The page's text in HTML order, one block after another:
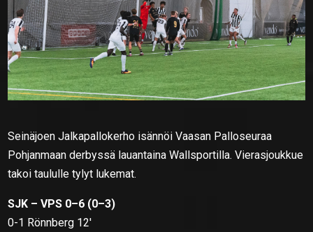
Seinäjoen Jalkapallokerho isännöiVaasan Palloseuraa
Pohjanmaan derbyssä lauantaina Wallsportilla. Vierasjoukkue
takoi taululle tylyt lukemat.
SJK – VPS 0–6 (0–3)
0-1 Rönnberg 12′